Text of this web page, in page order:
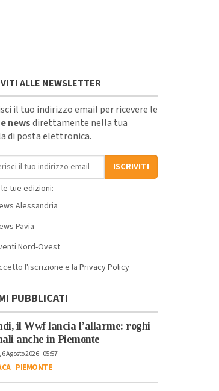
ALLE NEWSLETTER
il tuo indirizzo email per ricevere le
newsdirettamente nella tua
di posta elettronica.
email
ISCRIVITI
tue edizioni:
Alessandria
Pavia
Nord-Ovest
l'iscrizione e laPrivacy Policy
PUBBLICATI
il Wwf lancia l’allarme: roghi
anche in Piemonte
Agosto 2026 - 05:57
-PIEMONTE